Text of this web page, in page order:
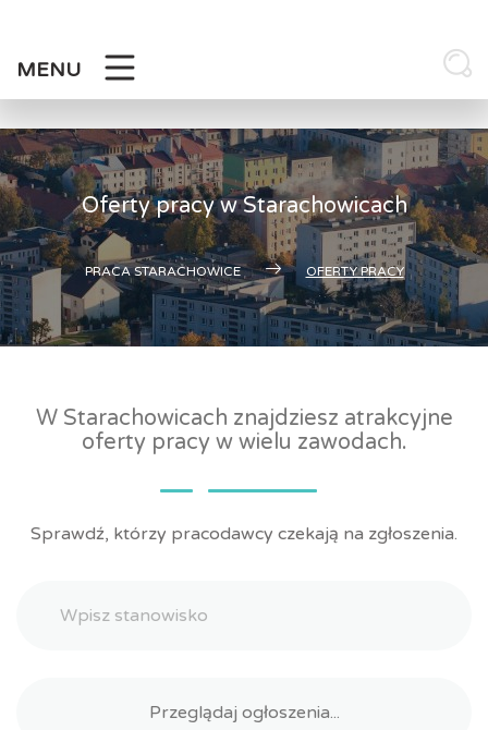
MENU
Oferty pracy w Starachowicach
PRACA STARACHOWICE OFERTY PRACY
W Starachowicach znajdziesz atrakcyjne
oferty pracy w wielu zawodach.
Sprawdź, którzy pracodawcy czekają na zgłoszenia.